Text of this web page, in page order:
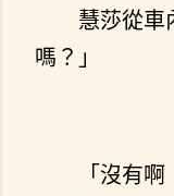
慧莎從車
嗎？」
「沒有